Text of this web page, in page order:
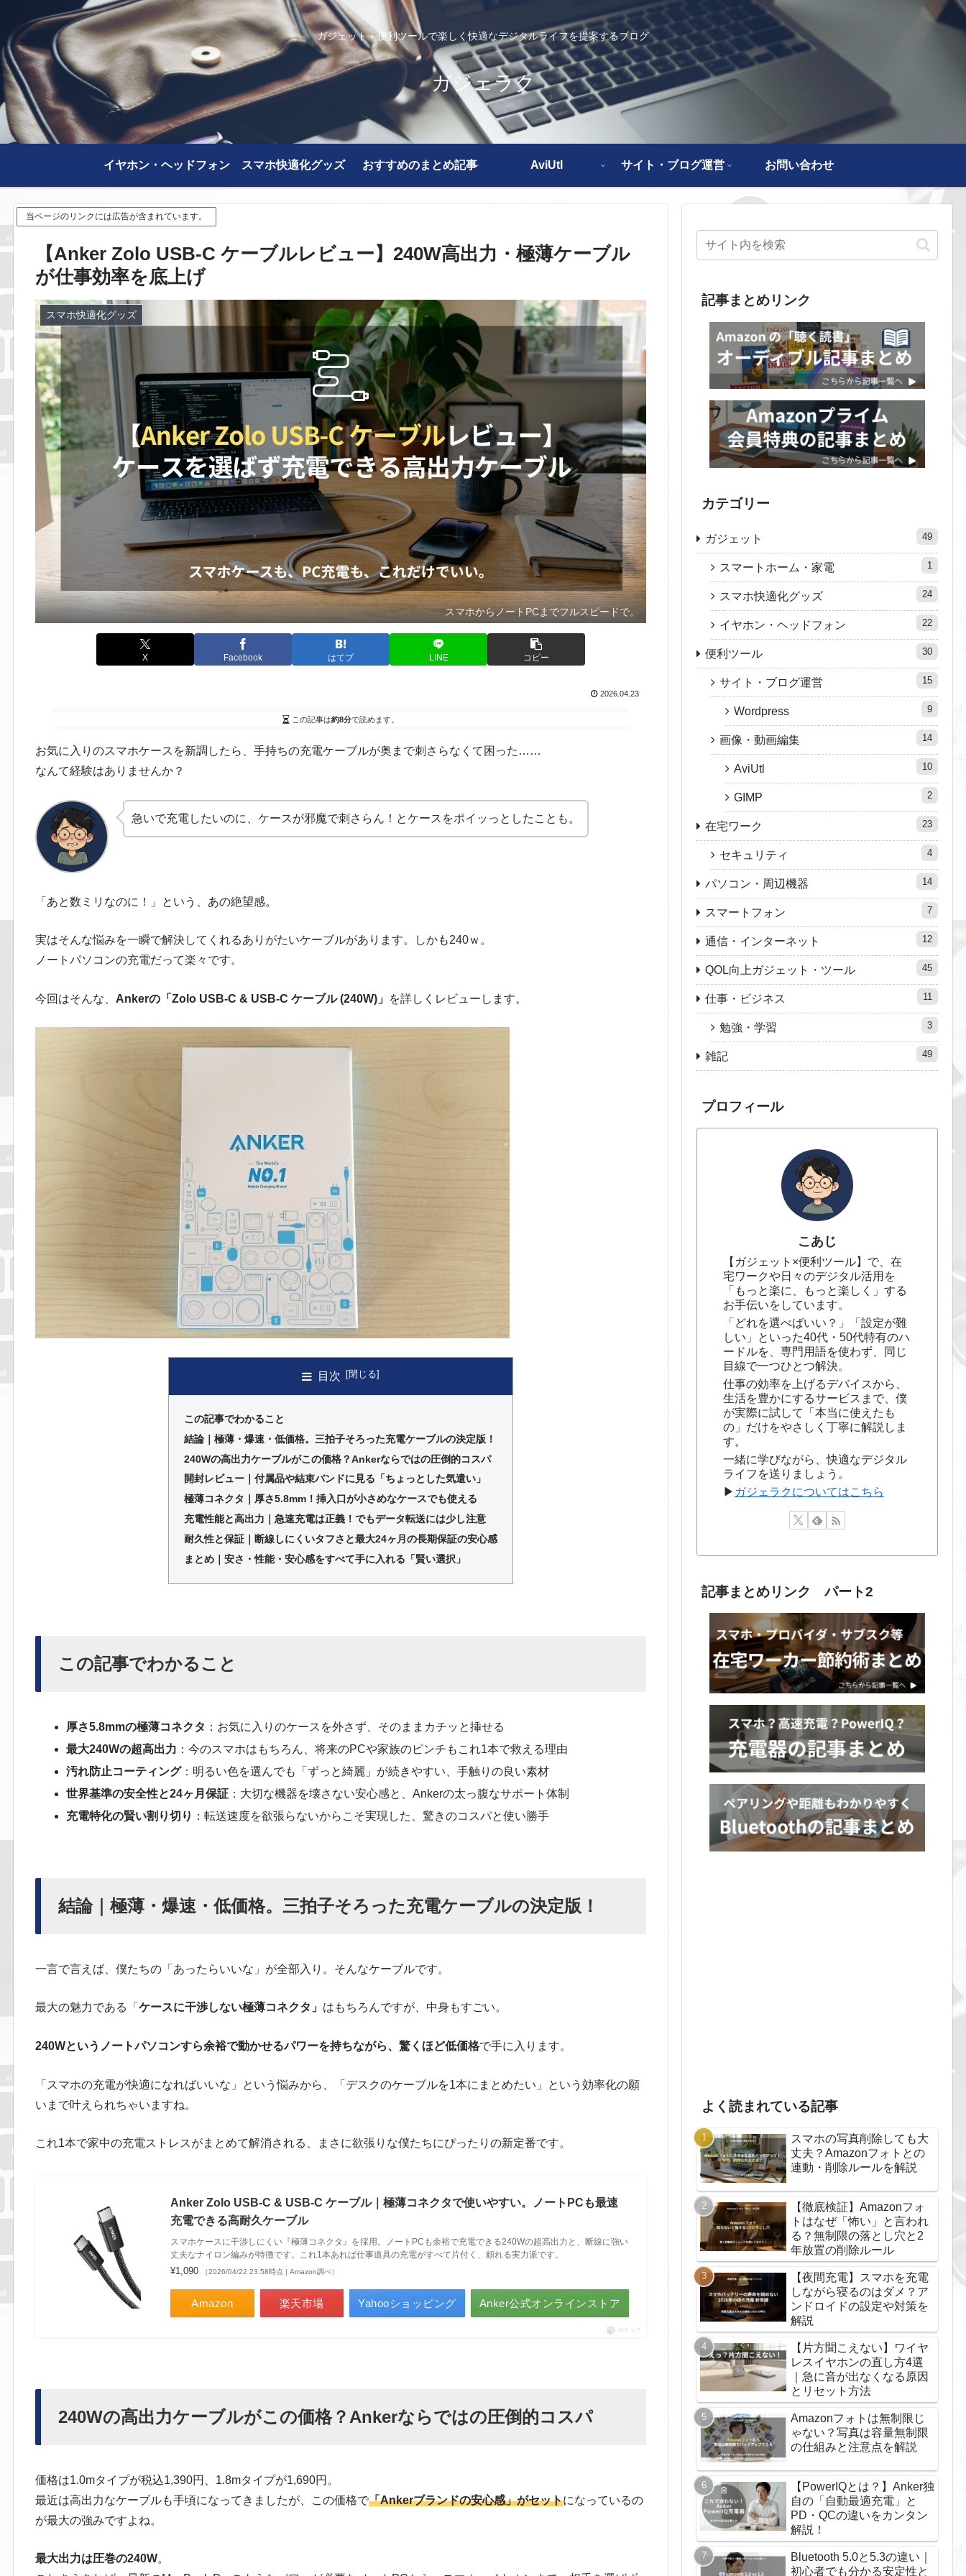
ガジェット＋便利ツールで楽しく快適なデジタルライフを提案するブログ
ガジェラク
イヤホン・ヘッドフォン スマホ快適化グッズ おすすめのまとめ記事 AviUtl サイト・ブログ運営 お問い合わせ
当ページのリンクには広告が含まれています。
【Anker Zolo USB-C ケーブルレビュー】240W高出力・極薄ケーブル
が仕事効率を底上げ
スマホ快適化グッズ
スマホからノートPCまでフルスピードで。
X Facebook はてブ LINE コピー
2026.04.23
この記事は約8分で読めます。
お気に入りのスマホケースを新調したら、手持ちの充電ケーブルが奥まで刺さらなくて困った……
なんて経験はありませんか？
急いで充電したいのに、ケースが邪魔で刺さらん！とケースをポイッっとしたことも。
「あと数ミリなのに！」という、あの絶望感。
実はそんな悩みを一瞬で解決してくれるありがたいケーブルがあります。しかも240ｗ。
ノートパソコンの充電だって楽々です。
今回はそんな、 Ankerの「Zolo USB-C & USB-C ケーブル (240W)」 を詳しくレビューします。
目次
この記事でわかること
結論｜極薄・爆速・低価格。三拍子そろった充電ケーブルの決定版！
240Wの高出力ケーブルがこの価格？Ankerならではの圧倒的コスパ
開封レビュー｜付属品や結束バンドに見る「ちょっとした気遣い」
極薄コネクタ｜厚さ5.8mm！挿入口が小さめなケースでも使える
充電性能と高出力｜急速充電は正義！でもデータ転送には少し注意
耐久性と保証｜断線しにくいタフさと最大24ヶ月の長期保証の安心感
まとめ｜安さ・性能・安心感をすべて手に入れる「賢い選択」
この記事でわかること
厚さ5.8mmの極薄コネクタ ：お気に入りのケースを外さず、そのままカチッと挿せる
最大240Wの超高出力 ：今のスマホはもちろん、将来のPCや家族のピンチもこれ1本で救える理由
汚れ防止コーティング：明るい色を選んでも「ずっと綺麗」が続きやすい、手触りの良い素材
世界基準の安全性と24ヶ月保証 ：大切な機器を壊さない安心感と、Ankerの太っ腹なサポート体制
充電特化の賢い割り切り ：転送速度を欲張らないからこそ実現した、驚きのコスパと使い勝手
結論｜極薄・爆速・低価格。三拍子そろった充電ケーブルの決定版！
一言で言えば、僕たちの「あったらいいな」が全部入り。そんなケーブルです。
最大の魅力である「 ケースに干渉しない極薄コネクタ」 はもちろんですが、中身もすごい。
240Wというノートパソコンすら余裕で動かせるパワーを持ちながら、驚くほど低価格で手に入ります。
「スマホの充電が快適になればいいな」という悩みから、「デスクのケーブルを1本にまとめたい」という効率化の願
いまで叶えられちゃいますね。
これ1本で家中の充電ストレスがまとめて解消される、まさに欲張りな僕たちにぴったりの新定番です。
Anker Zolo USB-C & USB-C ケーブル｜極薄コネクタで使いやすい。ノートPCも最速
充電できる高耐久ケーブル
スマホケースに干渉しにくい『極薄コネクタ』を採用。ノートPCも余裕で充電できる240Wの超高出力と、断線に強い
丈夫なナイロン編みが特徴です。これ1本あれば仕事道具の充電がすべて片付く、頼れる実力派です。
¥1,090 （2026/04/22 23:58時点 | Amazon調べ）
Amazon 楽天市場 Yahooショッピング Anker公式オンラインストア
ポチップ
240Wの高出力ケーブルがこの価格？Ankerならではの圧倒的コスパ
価格は1.0mタイプが税込1,390円、1.8mタイプが1,690円。
最近は高出力なケーブルも手頃になってきましたが、この価格で「Ankerブランドの安心感」がセットになっているの
が最大の強みですよね。
最大出力は圧巻の240W。
記事まとめリンク
カテゴリー
ガジェット 49
スマートホーム・家電 1
スマホ快適化グッズ 24
イヤホン・ヘッドフォン 22
便利ツール 30
サイト・ブログ運営 15
Wordpress 9
画像・動画編集 14
AviUtl 10
GIMP 2
在宅ワーク 23
セキュリティ 4
パソコン・周辺機器 14
スマートフォン 7
通信・インターネット 12
QOL向上ガジェット・ツール 45
仕事・ビジネス 11
勉強・学習 3
雑記 49
プロフィール
こあじ
【ガジェット×便利ツール】で、在
宅ワークや日々のデジタル活用を
「もっと楽に、もっと楽しく」する
お手伝いをしています。
「どれを選べばいい？」「設定が難
しい」といった40代・50代特有のハ
ードルを、専門用語を使わず、同じ
目線で一つひとつ解決。
仕事の効率を上げるデバイスから、
生活を豊かにするサービスまで、僕
が実際に試して「本当に使えたも
の」だけをやさしく丁寧に解説しま
す。
一緒に学びながら、快適なデジタル
ライフを送りましょう。
▶ ガジェラクについてはこちら
記事まとめリンク パート2
よく読まれている記事
スマホの写真削除しても大
丈夫？Amazonフォトとの
連動・削除ルールを解説
【徹底検証】Amazonフォ
トはなぜ「怖い」と言われ
る？無制限の落とし穴と2
年放置の削除ルール
【夜間充電】スマホを充電
しながら寝るのはダメ？ア
ンドロイドの設定や対策を
解説
【片方聞こえない】ワイヤ
レスイヤホンの直し方4選
｜急に音が出なくなる原因
とリセット方法
Amazonフォトは無制限じ
ゃない？写真は容量無制限
の仕組みと注意点を解説
【PowerIQとは？】Anker独
自の「自動最適充電」と
PD・QCの違いをカンタン
解説！
Bluetooth 5.0と5.3の違い｜
初心者でも分かる安定性と